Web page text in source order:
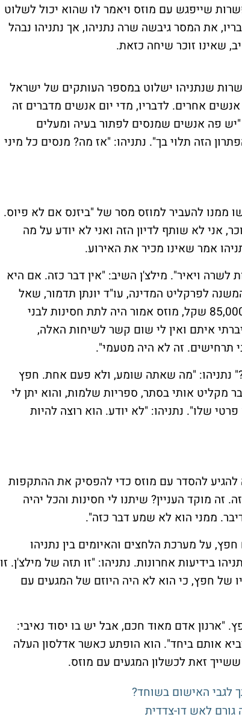
עם נתניהו על האפשרות שייפגש עם מוזס ויאמר לו שהוא יכול לשלוט
את המסר גיבשה שרה נתניהו, אך נתניהו נבהל
שאינו זוכר שיחה כזאת.
מילצ'ן בדצמבר 2009 על האפשרות שנתניהו ישלוט במספר העותקים של ישראל
אנשים אחרים. לדבריו, מדי יום אנשים מדברים זה
פה אנשים שמנסים לפתור בעיה ומעלים
הזה תלוי בך". נתניהו: "אז מה? מנסים כל מיני
ממנו להעביר למוזס מסר של "ביזנס אם לא פיוס.
אני לא שותף לדיון הזה ואני לא יודע על מה
אמר שאינו מכיר את האירוע.
לשרה ויאיר". מילצ'ן השיב: "אין דבר כזה. אם היא
לפרקליט המדינה, עו"ד יונתן תדמור, שאל
האם בתמורה להגבלת מספר עותקי ישראל היום ל-85,000 שקל, מוזס אמור היה לתת חסינות לבני
איתם ואין לי שום קשר לשיחות האלה,
תרחישים. זה לא היה מטעמי".
נתניהו: "מה שאתה שומע, ולא פעם אחת. חפץ
מקליט אותי בסתר, ספריות שלמות, והוא יתן לי
שלו". נתניהו: "לא יודע. הוא רוצה להיות
להגיע להסדר עם מוזס כדי להפסיק את ההתקפות
זה מוקד העניין? שיתנו לי חסינות והכל יהיה
ממני הוא לא שמע דבר כזה".
על מערכת הלחצים והאיומים בין נתניהו
בידיעות אחרונות. נתניהו: "זו תזה של מילצ'ן. זו
של חפץ, כי הוא לא היה היוזם של המגעים עם
"ארנון אדם מאוד חכם, אבל יש בו יסוד נאיבי:
אותם ביחד". הוא הופתע כאשר אדלסון העלה
לגבי האישום בשוחד?
גורם לאש דו-צדדית